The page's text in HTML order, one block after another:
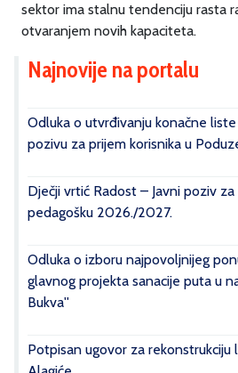
sektor ima stalnu tendenciju rasta
otvaranjem novih kapaciteta.
Najnovije na portalu
Odluka o utvrđivanju konačne
pozivu za prijem korisnika u
Dječji vrtić Radost – Javni poziv
pedagošku 2026./2027.
Odluka o izboru najpovoljnijeg
glavnog projekta sanacije puta u
Bukva''
Potpisan ugovor za rekonstrukciju